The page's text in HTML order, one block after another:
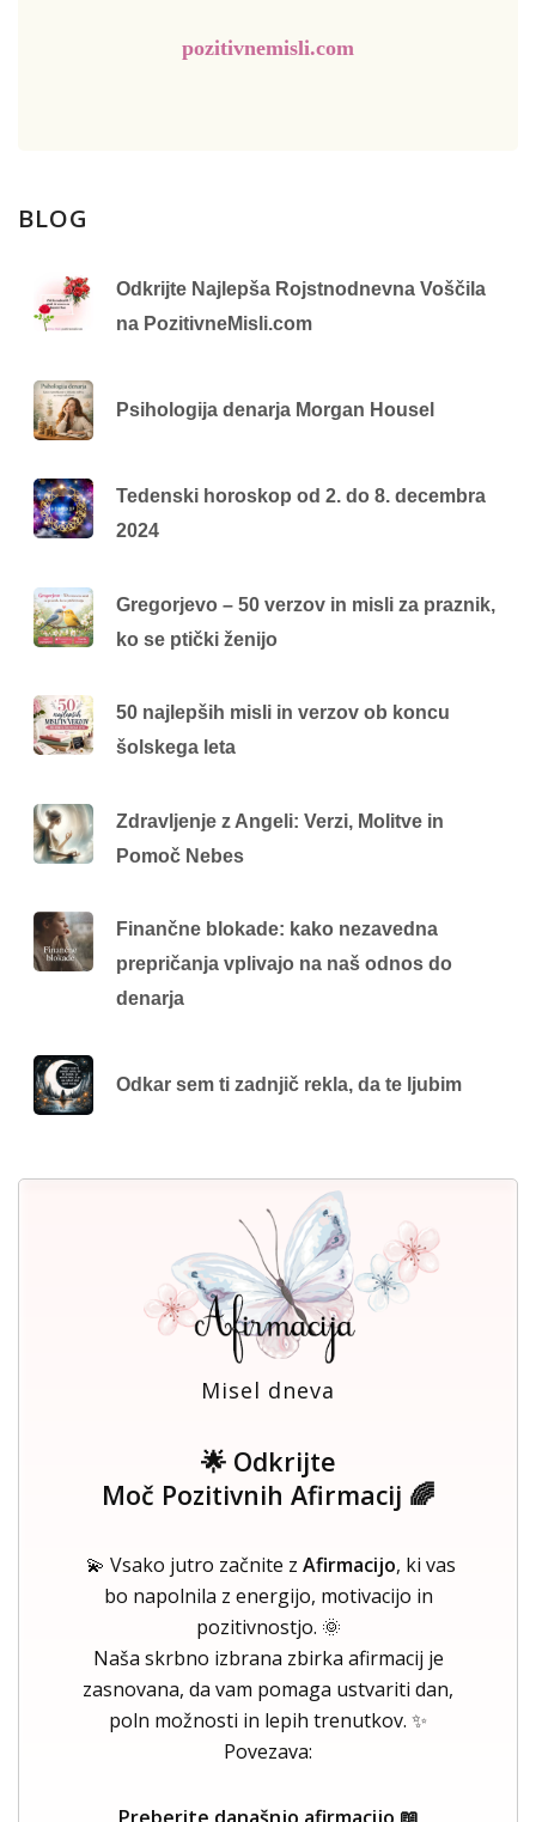
pozitivnemisli.com
BLOG
Odkrijte Najlepša Rojstnodnevna Voščila
na PozitivneMisli.com
Psihologija denarja Morgan Housel
Tedenski horoskop od 2. do 8. decembra
2024
Gregorjevo – 50 verzov in misli za praznik,
ko se ptički ženijo
50 najlepših misli in verzov ob koncu
šolskega leta
Zdravljenje z Angeli: Verzi, Molitve in
Pomoč Nebes
Finančne blokade: kako nezavedna
prepričanja vplivajo na naš odnos do
denarja
Odkar sem ti zadnjič rekla, da te ljubim
Misel dneva
🌟 Odkrijte
Moč Pozitivnih Afirmacij 🌈
💫 Vsako jutro začnite z Afirmacijo, ki vas
bo napolnila z energijo, motivacijo in
pozitivnostjo. 🌞
Naša skrbno izbrana zbirka afirmacij je
zasnovana, da vam pomaga ustvariti dan,
poln možnosti in lepih trenutkov. ✨
Povezava: